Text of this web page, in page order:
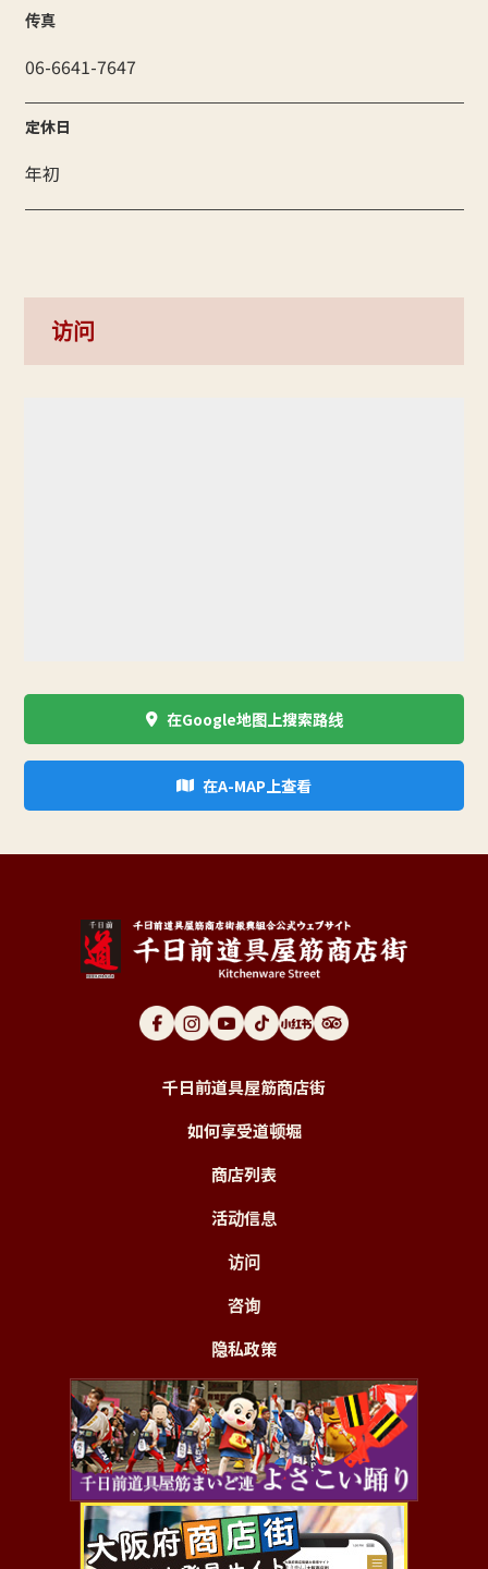
传真
06-6641-7647
定休日
年初
访问
在Google地图上搜索路线
在A-MAP上查看
千日前道具屋筋商店街
如何享受道顿堀
商店列表
活动信息
访问
咨询
隐私政策